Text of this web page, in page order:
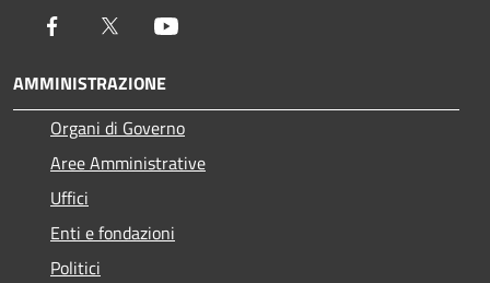
Facebook Twitter
AMMINISTRAZIONE
Organi di Governo
Aree Amministrative
Uffici
Enti e fondazioni
Politici